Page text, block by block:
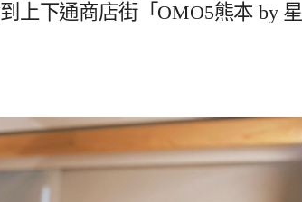
上下通商店街「OMO5熊本 by 星